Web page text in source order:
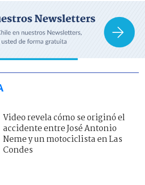
Video revela cómo se originó el
accidente entre José Antonio
Neme y un motociclista en Las
Condes